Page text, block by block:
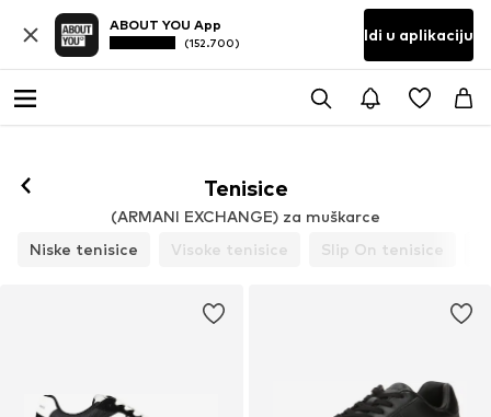
ABOUT YOU App
(152.700) Idi u aplikaciju
Tenisice
(ARMANI EXCHANGE) za muškarce
Niske tenisice
Visoke tenisice Slip On tenisice